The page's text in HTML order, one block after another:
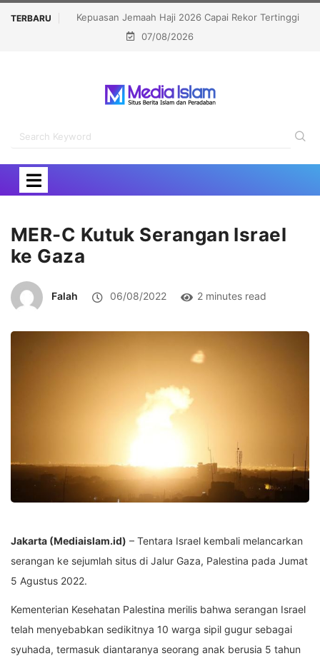
TERBARU
Capai Rekor Tertinggi
Politisi Muslim Berpeluang jadi Senat
Kalahkan Kandidat Pro-Israel
07/08/2026
MER-C Kutuk Serangan Israel
ke Gaza
Falah 06/08/2022 2 minutes read
Jakarta (Mediaislam.id) – Tentara Israel kembali melancarkan
serangan ke sejumlah situs di Jalur Gaza, Palestina pada Jumat
5 Agustus 2022.
Kementerian Kesehatan Palestina merilis bahwa serangan Israel
telah menyebabkan sedikitnya 10 warga sipil gugur sebagai
syuhada, termasuk diantaranya seorang anak berusia 5 tahun